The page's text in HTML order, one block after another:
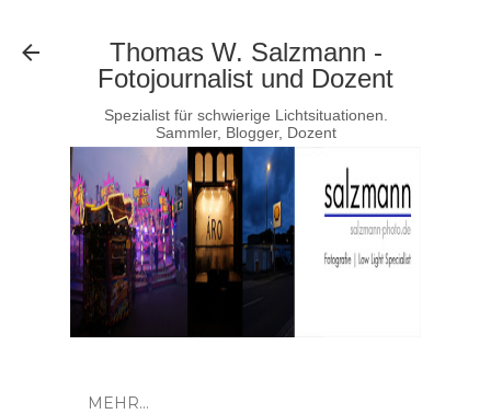
Thomas W. Salzmann -
Fotojournalist und Dozent
Spezialist für schwierige Lichtsituationen.
Sammler, Blogger, Dozent
MEHR…